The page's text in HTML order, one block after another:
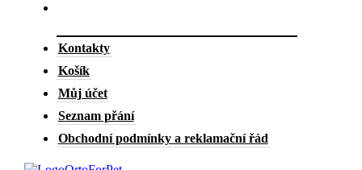
Kontakty
Košík
Můj účet
Seznam přání
Obchodní podmínky a reklamační řád